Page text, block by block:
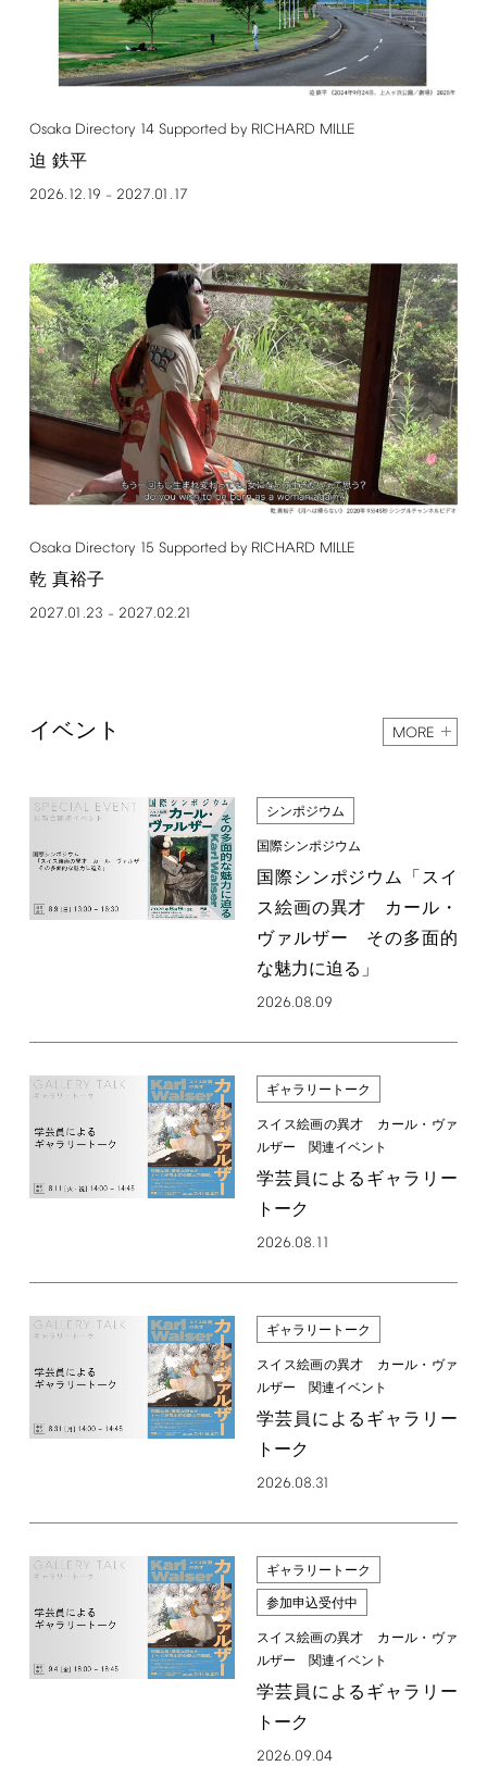
Osaka Directory 14 Supported by RICHARD MILLE
迫 鉄平
2026.12.19 – 2027.01.17
Osaka Directory 15 Supported by RICHARD MILLE
乾 真裕子
2027.01.23 – 2027.02.21
イベント MORE
シンポジウム
国際シンポジウム
国際シンポジウム「スイ
ス絵画の異才 カール・
ヴァルザー その多面的
な魅力に迫る」
2026.08.09
ギャラリートーク
スイス絵画の異才 カール・ヴァ
ルザー 関連イベント
学芸員によるギャラリー
トーク
2026.08.11
ギャラリートーク
スイス絵画の異才 カール・ヴァ
ルザー 関連イベント
学芸員によるギャラリー
トーク
2026.08.31
ギャラリートーク
参加申込受付中
スイス絵画の異才 カール・ヴァ
ルザー 関連イベント
学芸員によるギャラリー
トーク
2026.09.04